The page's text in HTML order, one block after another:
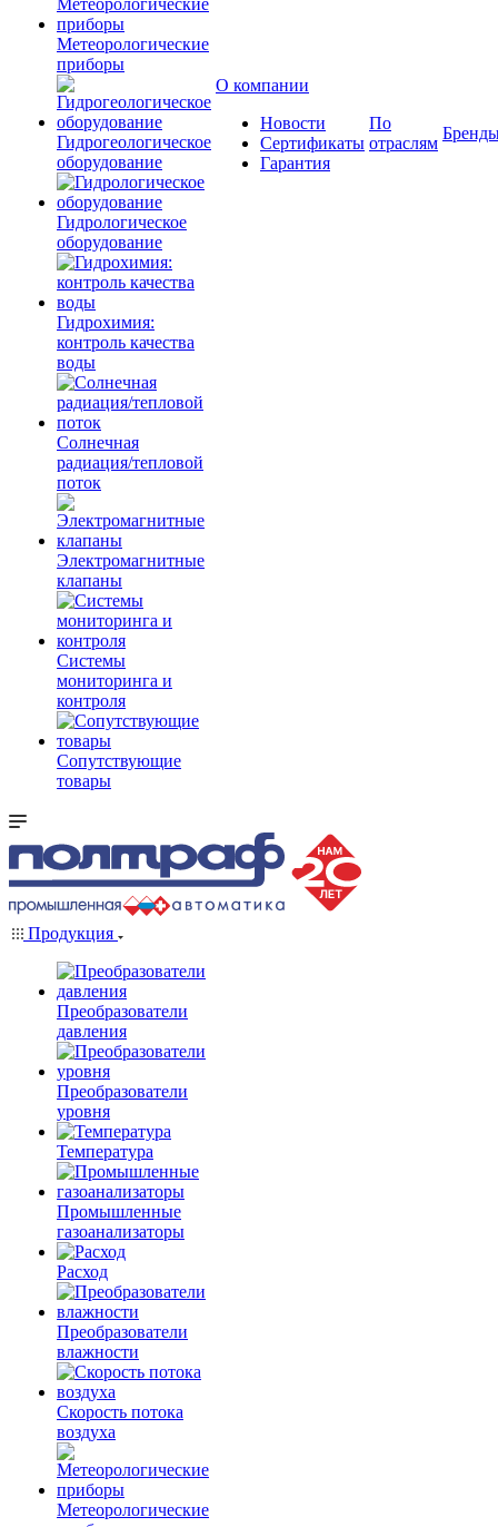
Метеорологические
приборы
Гидрогеологическое
оборудование
Гидрологическое
оборудование
Гидрохимия:
контроль качества
воды
Солнечная
радиация/тепловой
поток
Электромагнитные
клапаны
Системы
мониторинга и
контроля
Сопутствующие
товары
О компании
Новости
Сертификаты
Гарантия
По
отраслям
Продукция
Преобразователи
давления
Преобразователи
уровня
Температура
Промышленные
газоанализаторы
Расход
Преобразователи
влажности
Скорость потока
воздуха
Метеорологические